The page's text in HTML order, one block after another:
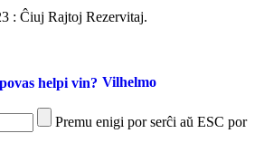
: Ĉiuj Rajtoj Rezervitaj.
Vilhelmo
Premu enigi por serĉi aŭ ESC por